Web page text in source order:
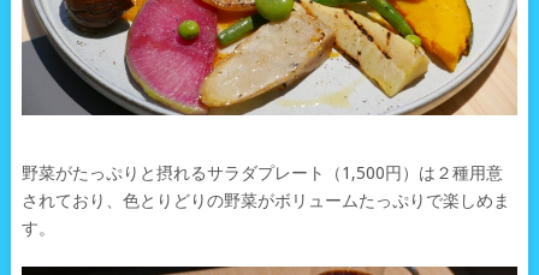
野菜がたっぷりと摂れるサラダプレート（1,500円）は２種用意
されており、色とりどりの野菜がボリュームたっぷりで楽しめま
す。